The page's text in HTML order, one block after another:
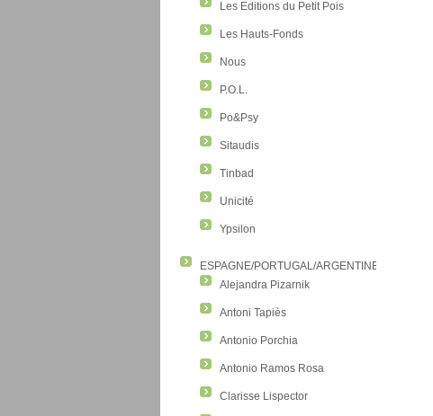
Les Editions du Petit Pois
Les Hauts-Fonds
Nous
P.O.L.
Po&Psy
Sitaudis
Tinbad
Unicité
Ypsilon
ESPAGNE/PORTUGAL/ARGENTINE/COLOMBIE
Alejandra Pizarnik
Antoni Tapiès
Antonio Porchia
Antonio Ramos Rosa
Clarisse Lispector